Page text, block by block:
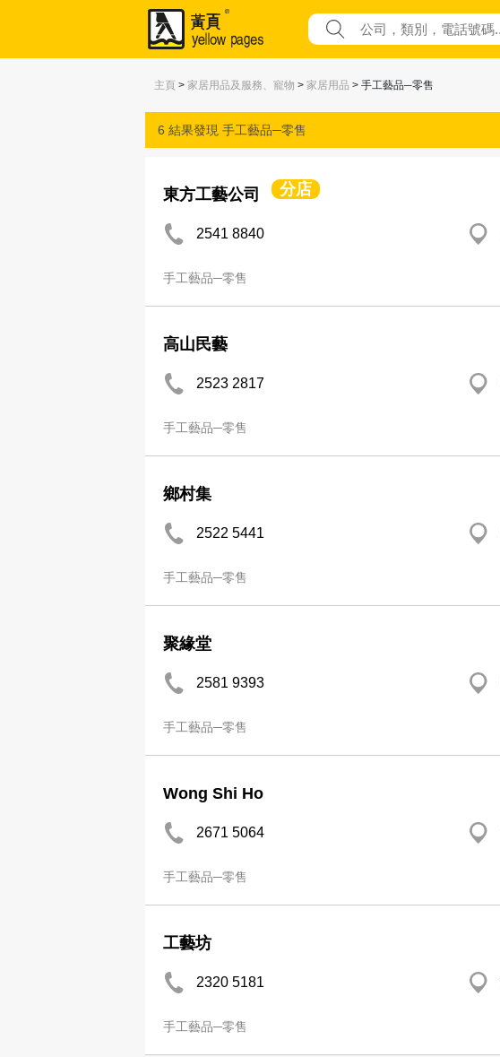
主頁 > 家居用品及服務、寵物 > 家居用品 > 手工藝品─零售
6 結果發現 手工藝品─零售
東方工藝公司 分店
2541 8840
手工藝品─零售
高山民藝
2523 2817
手工藝品─零售
鄉村集
2522 5441
手工藝品─零售
聚緣堂
2581 9393
手工藝品─零售
Wong Shi Ho
2671 5064
手工藝品─零售
工藝坊
2320 5181
手工藝品─零售